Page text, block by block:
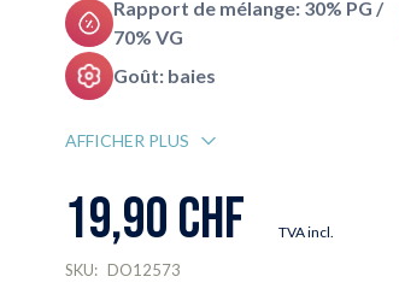
Rapport de mélange: 30% PG /
70% VG
Goût: baies
AFFICHER PLUS
19,90 CHF TVA incl.
SKU: DO12573